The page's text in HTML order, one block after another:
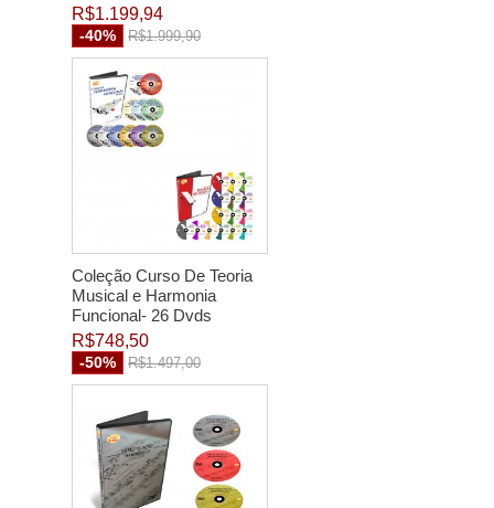
R$1.199,94
-40% R$1.999,90
Coleção Curso De Teoria
Musical e Harmonia
Funcional- 26 Dvds
R$748,50
-50% R$1.497,00